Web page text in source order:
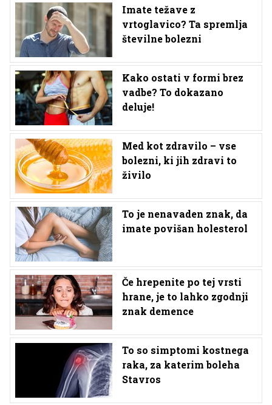
Imate težave z
vrtoglavico? Ta spremlja
številne bolezni
Kako ostati v formi brez
vadbe? To dokazano
deluje!
Med kot zdravilo – vse
bolezni, ki jih zdravi to
živilo
To je nenavaden znak, da
imate povišan holesterol
Če hrepenite po tej vrsti
hrane, je to lahko zgodnji
znak demence
To so simptomi kostnega
raka, za katerim boleha
Stavros